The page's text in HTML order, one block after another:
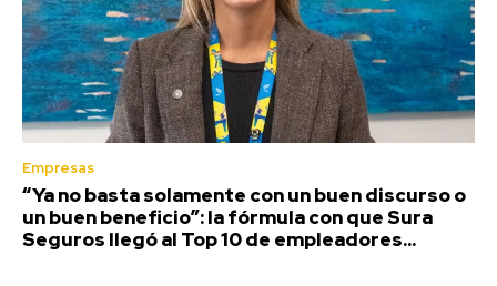
Empresas
“Ya no basta solamente con un buen discurso o
un buen beneficio”: la fórmula con que Sura
Seguros llegó al Top 10 de empleadores...